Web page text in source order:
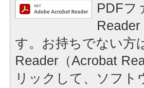
PDFフ
す。お持ちでない方
Reader（Acrobat
リックして、ソフ